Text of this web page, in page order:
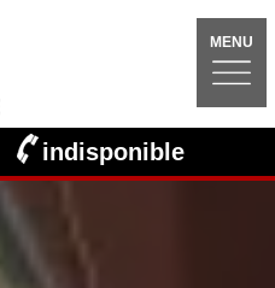
MENU
indisponible